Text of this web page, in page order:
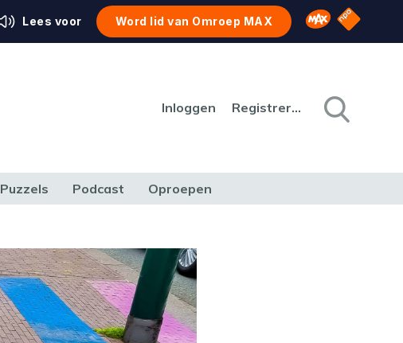
Lees voor Word lid van Omroep MAX Omroep MAX
NPO
Inloggen Registreren
Puzzels Podcast Oproepen